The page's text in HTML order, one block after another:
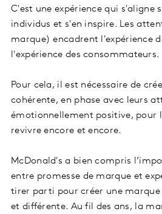
C'est une expérience qui s'aligne
individus et s'en inspire. Les
marque) encadrent l'expérience
l'expérience des consommateurs.
Pour cela, il est nécessaire de
cohérente, en phase avec leurs
émotionnellement positive, pour
revivre encore et encore.
McDonald's a bien compris
entre promesse de marque et
tirer parti pour créer une
et différente. Au fil des ans, la